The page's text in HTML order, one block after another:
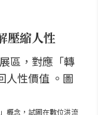
壓縮人性
概念，試圖在數位洪流